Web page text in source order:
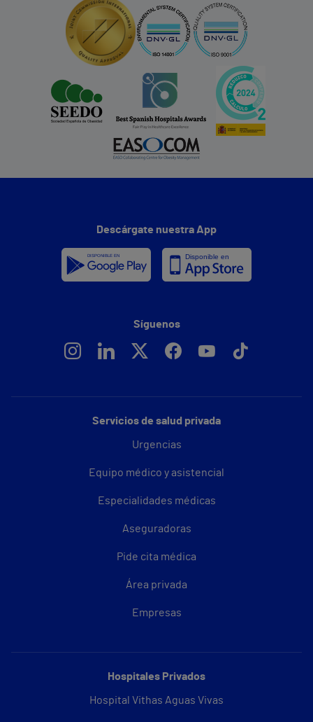
Servicios de salud privada
Urgencias
Equipo médico y asistencial
Especialidades médicas
Aseguradoras
Pide cita médica
Área privada
Empresas
Hospitales Privados
Hospital Vithas Aguas Vivas
Descárgate nuestra App
Síguenos